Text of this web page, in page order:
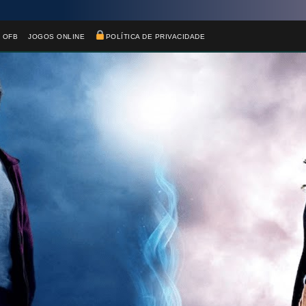
OFB JOGOS ONLINE POLÍTICA DE PRIVACIDADE
⚡